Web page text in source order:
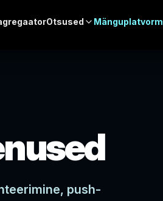
Otsused Mänguplatvorm
push-